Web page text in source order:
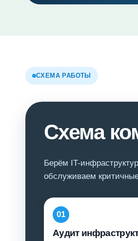
СХЕМА РАБОТЫ
Схема
Берём IT-
обслуживаем
01
Аудит